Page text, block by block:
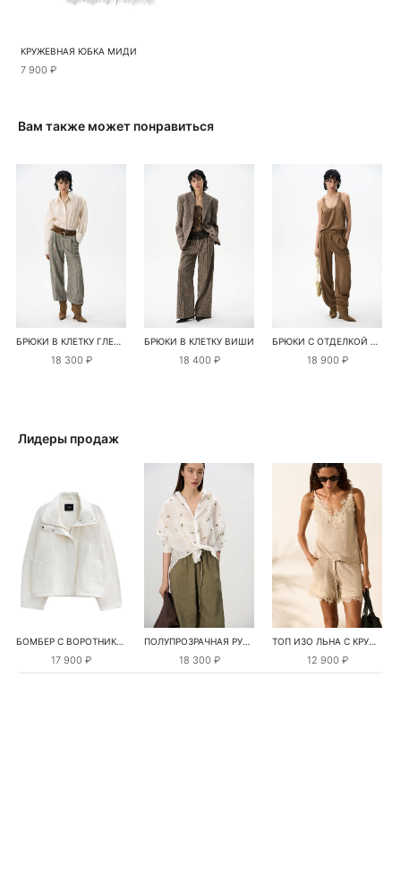
КРУЖЕВНАЯ ЮБКА МИДИ
7 900 ₽
Вам также может понравиться
18 300 ₽
БРЮКИ В КЛЕТКУ ВИШИ
18 400 ₽ 18 900 ₽
Лидеры продаж
17 900 ₽ 18 300 ₽ 12 900 ₽